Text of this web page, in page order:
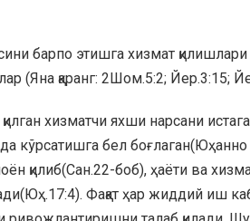
барпо этишга хизмат қилишлари
(Яна қаранг: 2Шом.5:2; Йер.3:15;
хизматчи яхши нарсани
кўрсатишга бел
қилиб(Сан.22-боб), ҳаёти ва
Фақат ҳар жиддий иш